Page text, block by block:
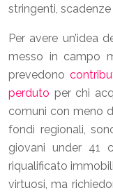
stringenti,
Per avere un’idea
messo in campo
prevedono
perduto per chi
comuni con meno
fondi regionali,
giovani under 41
riqualificato
virtuosi, ma